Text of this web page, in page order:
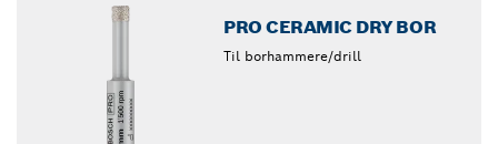
PRO CERAMIC DRY BOR
Til borhammere/drill